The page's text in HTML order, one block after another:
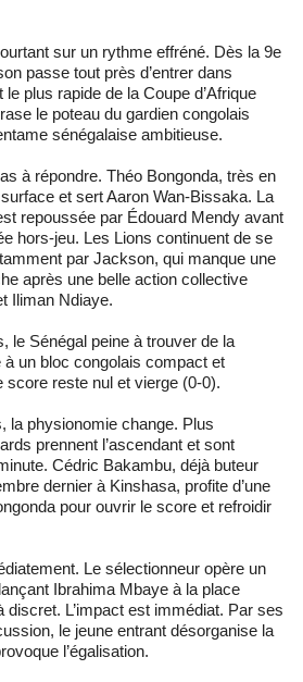
sur un rythme effréné. Dès la 9e
passe tout près d’entrer dans
le plus rapide de la Coupe d’Afrique
le poteau du gardien congolais
sénégalaise ambitieuse.
à répondre. Théo Bongonda, très en
et sert Aaron Wan-Bissaka. La
repoussée par Édouard Mendy avant
hors-jeu. Les Lions continuent de se
par Jackson, qui manque une
après une belle action collective
Iliman Ndiaye.
le Sénégal peine à trouver de la
un bloc congolais compact et
score reste nul et vierge (0-0).
la physionomie change. Plus
prennent l’ascendant et sont
Cédric Bakambu, déjà buteur
dernier à Kinshasa, profite d’une
pour ouvrir le score et refroidir
Le sélectionneur opère un
Ibrahima Mbaye à la place
discret. L’impact est immédiat. Par ses
le jeune entrant désorganise la
l’égalisation.